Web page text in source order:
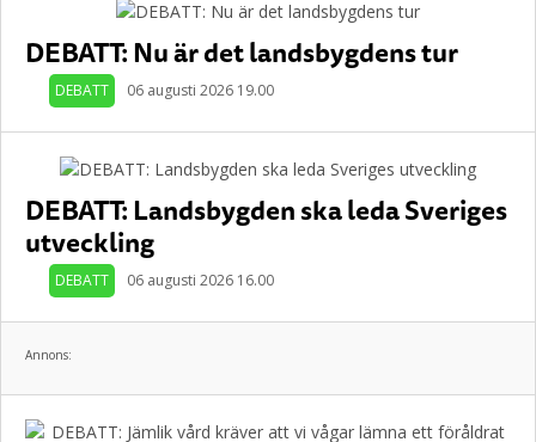
DEBATT: Nu är det landsbygdens tur
DEBATT 06 augusti 2026 19.00
DEBATT: Landsbygden ska leda Sveriges
utveckling
DEBATT 06 augusti 2026 16.00
Annons: